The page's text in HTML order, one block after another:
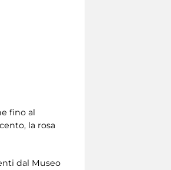
fino al
la rosa
dal Museo